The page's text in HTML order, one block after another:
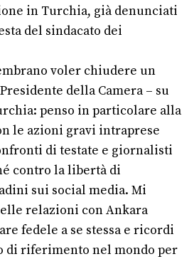
in Turchia, già denunciati
del sindacato dei
voler chiudere un
della Camera – su
penso in particolare alla
le azioni gravi intraprese
di testate e giornalisti
contro la libertà di
sui social media. Mi
relazioni con Ankara
fedele a se stessa e ricordi
di riferimento nel mondo per